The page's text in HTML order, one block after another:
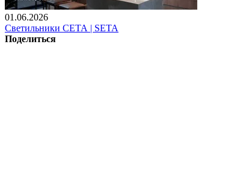
01.06.2026
Светильники СЕТА | SETA
Поделиться